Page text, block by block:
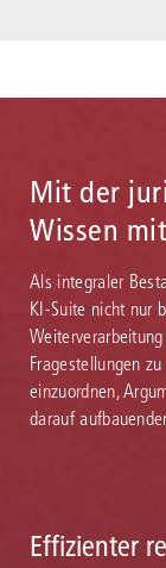
Mit der
Wissen
Als integraler
KI-Suite nicht nur
Fragestellungen
einzuordnen,
darauf
Effizienter